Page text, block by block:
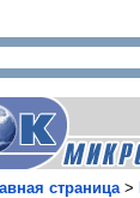
страница>